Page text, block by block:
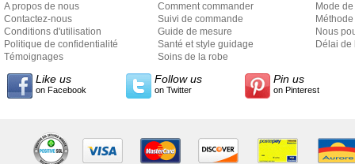
A propos de nous
Contactez-nous
Conditions d'utilisation
Politique de confidentialité
Témoignages
Comment commander
Suivi de commande
Guide de mesure
Santé et style guidage
Soins de la robe
Mode
Nous
Délai de
Like us
on Facebook
Follow us
on Twitter
Pin us
on Pinterest